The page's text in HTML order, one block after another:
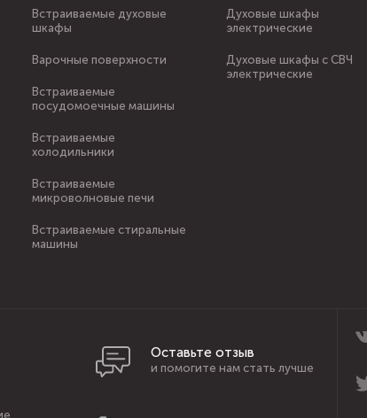
Встраиваемые духовые
шкафы
Варочные поверхности
Встраиваемые
посудомоечные машины
Встраиваемые
холодильники
Встраиваемые
микроволновые печи
Встраиваемые стиральные
машины
Духовые шкафы
электрические
Духовые шкафы с СВЧ
электрические
Оставьте отзыв
и помогите нам стать лучше